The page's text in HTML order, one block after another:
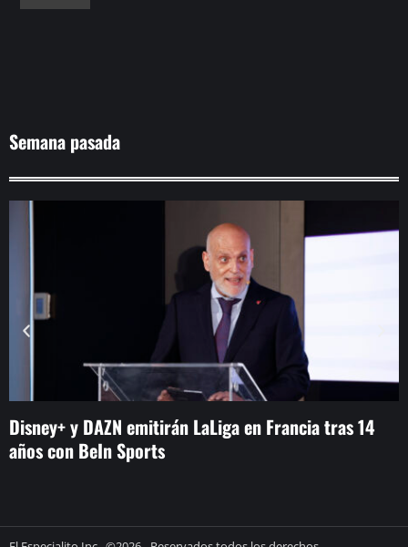
Semana pasada
Disney+ y DAZN emitirán LaLiga en Francia tras 14
años con BeIn Sports